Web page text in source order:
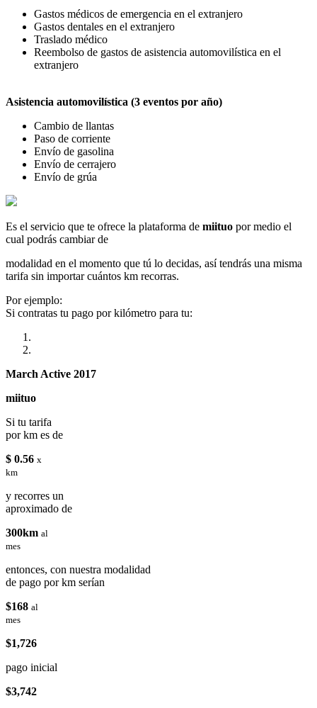
Gastos médicos de emergencia en el extranjero
Gastos dentales en el extranjero
Traslado médico
Reembolso de gastos de asistencia automovilística en el
extranjero
Asistencia automovilística (3 eventos por año)
Cambio de llantas
Paso de corriente
Envío de gasolina
Envío de cerrajero
Envío de grúa
Es el servicio que te ofrece la plataforma de miituo por medio el
cual podrás cambiar de
modalidad en el momento que tú lo decidas, así tendrás una misma
tarifa sin importar cuántos km recorras.
Por ejemplo:
Si contratas tu pago por kilómetro para tu:
March Active 2017
miituo
Si tu tarifa
por km es de
$ 0.56 x
km
y recorres un
aproximado de
300km al
mes
entonces, con nuestra modalidad
de pago por km serían
$168 al
mes
$1,726
pago inicial
$3,742